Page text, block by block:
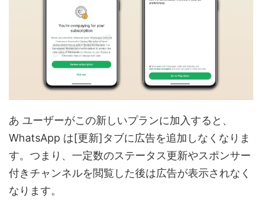
あ ユーザーがこの新しいプランに加入すると、
WhatsApp は[更新]タブに広告を追加しなくなりま
す。つまり、一定数のステータス更新やスポンサー
付きチャンネルを閲覧した後は広告が表示されなく
なります。